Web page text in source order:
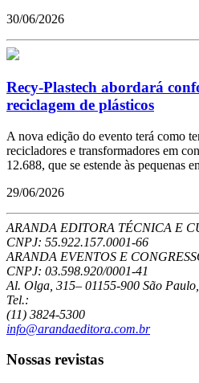
30/06/2026
Recy-Plastech abordará
reciclagem de plásticos
A nova edição do evento terá como
recicladores e transformadores em
12.688, que se estende às pequenas
29/06/2026
ARANDA EDITORA TÉCNICA E
CNPJ: 55.922.157.0001-66
ARANDA EVENTOS E
CNPJ: 03.598.920/0001-41
Al. Olga, 315– 01155-900 São Paulo
Tel.:
(11) 3824-5300
info@arandaeditora.com.br
Nossas revistas